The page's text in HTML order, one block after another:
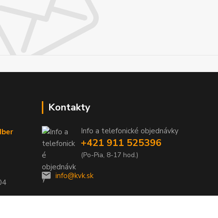
Kontakty
Info a telefonické objednávky
+421 911 525396
(Po-Pia, 8-17 hod.)
info@kvk.sk